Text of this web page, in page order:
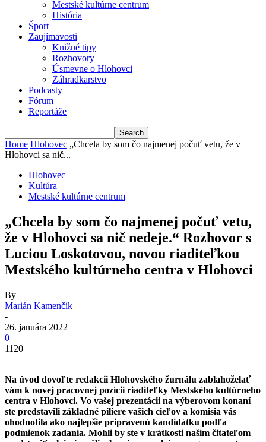
Mestské kultúrne centrum
História
Šport
Zaujímavosti
Knižné tipy
Rozhovory
Úsmevne o Hlohovci
Záhradkarstvo
Podcasty
Fórum
Reportáže
Home Hlohovec „Chcela by som čo najmenej počuť vetu, že v
Hlohovci sa nič...
Hlohovec
Kultúra
Mestské kultúrne centrum
„Chcela by som čo najmenej počuť vetu,
že v Hlohovci sa nič nedeje.“ Rozhovor s
Luciou Loskotovou, novou riaditeľkou
Mestského kultúrneho centra v Hlohovci
By
Marián Kamenčík
-
26. januára 2022
0
1120
Na úvod dovoľte redakcii Hlohovského žurnálu zablahoželať
vám k novej pracovnej pozícii riaditeľky Mestského kultúrneho
centra v Hlohovci. Vo vašej prezentácii na výberovom konaní
ste predstavili základné piliere vašich cieľov a komisia vás
ohodnotila ako najlepšie pripravenú kandidátku podľa
podmienok zadania. Mohli by ste v krátkosti našim čitateľom